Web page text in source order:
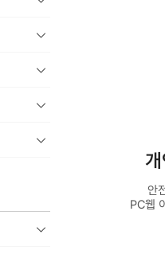
안
PC웹